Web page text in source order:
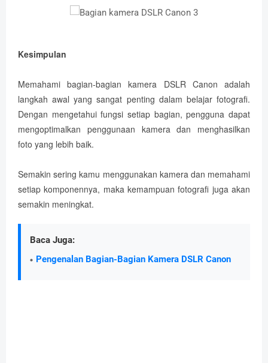
Kesimpulan
Memahami bagian-bagian kamera DSLR Canon adalah
langkah awal yang sangat penting dalam belajar fotografi.
Dengan mengetahui fungsi setiap bagian, pengguna dapat
mengoptimalkan penggunaan kamera dan menghasilkan
foto yang lebih baik.
Semakin sering kamu menggunakan kamera dan memahami
setiap komponennya, maka kemampuan fotografi juga akan
semakin meningkat.
Baca Juga:
Pengenalan Bagian-Bagian Kamera DSLR Canon